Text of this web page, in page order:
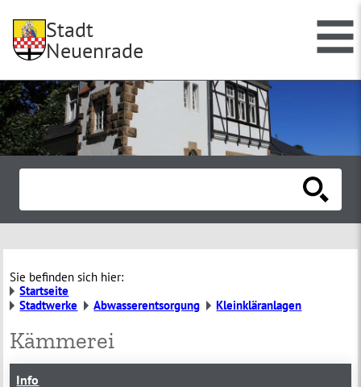
Stadt
Neuenrade
Sie befinden sich hier:
Startseite
Stadtwerke
Abwasserentsorgung Kleinkläranlagen
Kämmerei
Info